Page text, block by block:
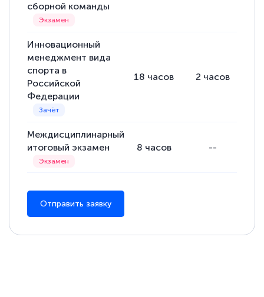
сборной команды
Инновационный
менеджмент вида
спорта в
Российской
Федерации
18 часов 2 часов
Междисциплинарный
итоговый экзамен
8 часов --
Отправить заявку